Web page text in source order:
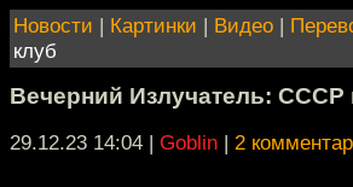
Новости | Картинки | Видео |
клуб
Вечерний Излучатель: СССР
29.12.23 14:04 | Goblin | 2